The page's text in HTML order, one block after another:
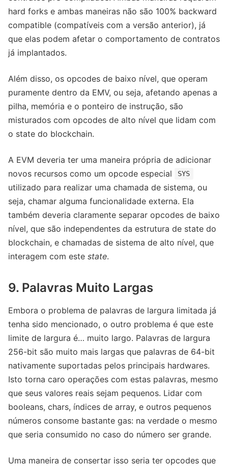
hard forks e ambas maneiras não são 100% backward
compatible (compatíveis com a versão anterior), já
que elas podem afetar o comportamento de contratos
já implantados.
Além disso, os opcodes de baixo nível, que operam
puramente dentro da EMV, ou seja, afetando apenas a
pilha, memória e o ponteiro de instrução, são
misturados com opcodes de alto nível que lidam com
o state do blockchain.
A EVM deveria ter uma maneira própria de adicionar
novos recursos como um opcode especial
SYS
utilizado para realizar uma chamada de sistema, ou
seja, chamar alguma funcionalidade externa. Ela
também deveria claramente separar opcodes de baixo
nível, que são independentes da estrutura de state do
blockchain, e chamadas de sistema de alto nível, que
interagem com este state.
9. Palavras Muito Largas
Embora o problema de palavras de largura limitada já
tenha sido mencionado, o outro problema é que este
limite de largura é… muito largo. Palavras de largura
256-bit são muito mais largas que palavras de 64-bit
nativamente suportadas pelos principais hardwares.
Isto torna caro operações com estas palavras, mesmo
que seus valores reais sejam pequenos. Lidar com
booleans, chars, índices de array, e outros pequenos
números consome bastante gas: na verdade o mesmo
que seria consumido no caso do número ser grande.
Uma maneira de consertar isso seria ter opcodes que